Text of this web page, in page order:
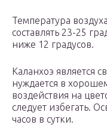
Температура
составлять 23-25
ниже 12 градусов.
Каланхоэ является
нуждается в
воздействия на
следует избегать.
часов в сутки.